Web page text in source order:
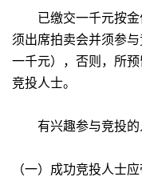
已缴交一千元按金
须出席拍卖会并须参
一千元），否则，所
竞投人士。
有兴趣参与竞投的
（一）成功竞投人士